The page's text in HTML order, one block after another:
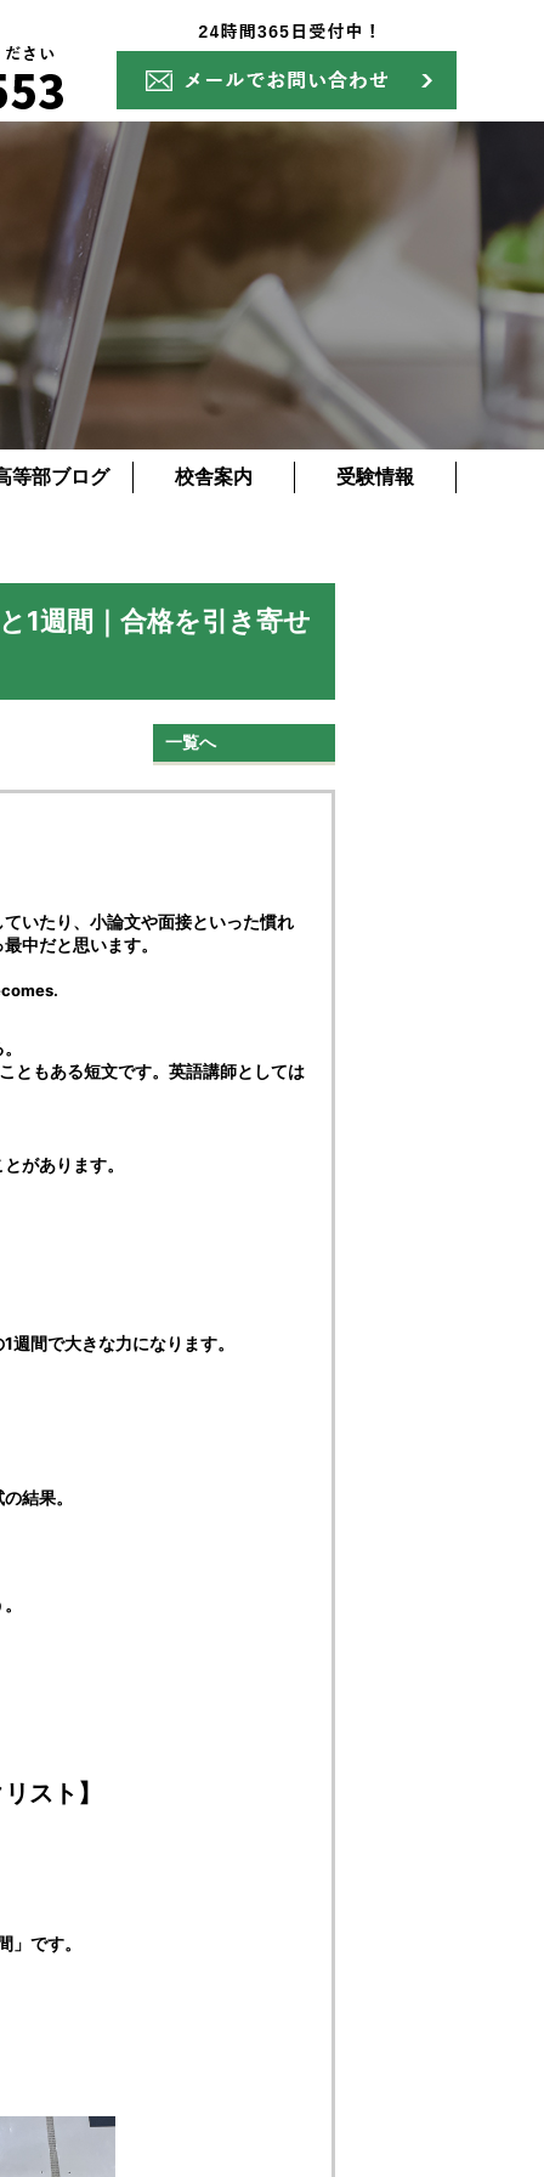
等部ブログ 校舎案内 受験情報
1週間｜合格を引き寄せ
一覧へ
いたり、小論文や面接といった慣れ
中だと思います。
ともある短文です。英語講師としては
があります。
週間で大きな力になります。
結果。
スト】
です。